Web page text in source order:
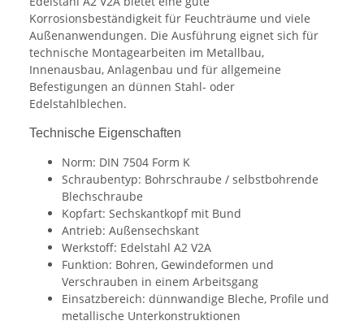
Korrosionsbeständigkeit für Feuchträume und viele
Außenanwendungen. Die Ausführung eignet sich für
technische Montagearbeiten im Metallbau,
Innenausbau, Anlagenbau und für allgemeine
Befestigungen an dünnen Stahl- oder
Edelstahlblechen.
Technische Eigenschaften
Norm: DIN 7504 Form K
Schraubentyp: Bohrschraube / selbstbohrende
Blechschraube
Kopfart: Sechskantkopf mit Bund
Antrieb: Außensechskant
Werkstoff: Edelstahl A2 V2A
Funktion: Bohren, Gewindeformen und
Verschrauben in einem Arbeitsgang
Einsatzbereich: dünnwandige Bleche, Profile und
metallische Unterkonstruktionen